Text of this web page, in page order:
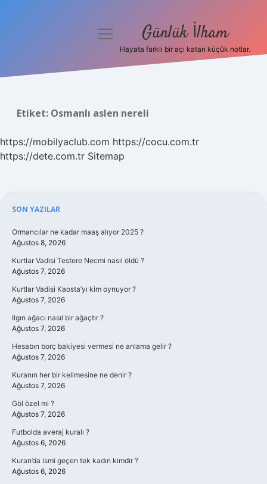
Hakkımızda
menüyü
Günlük İlham
Hayata farklı bir açı katan küçük notlar.
Etiket: Osmanlı aslen nereli
https://mobilyaclub.com https://cocu.com.tr
https://dete.com.tr Sitemap
Sidebar
SON YAZILAR
Ormancılar ne kadar maaş alıyor 2025 ?
Ağustos 8, 2026
Kurtlar Vadisi Testere Necmi nasıl öldü ?
Ağustos 7, 2026
Kurtlar Vadisi Kaosta’yı kim oynuyor ?
Ağustos 7, 2026
Ilgın ağacı nasıl bir ağaçtır ?
Ağustos 7, 2026
Hesabın borç bakiyesi vermesi ne anlama gelir ?
Ağustos 7, 2026
Kuranın her bir kelimesine ne denir ?
Ağustos 7, 2026
Göl özel mi ?
Ağustos 7, 2026
Futbolda averaj kuralı ?
Ağustos 6, 2026
Kuran’da ismi geçen tek kadın kimdir ?
Ağustos 6, 2026